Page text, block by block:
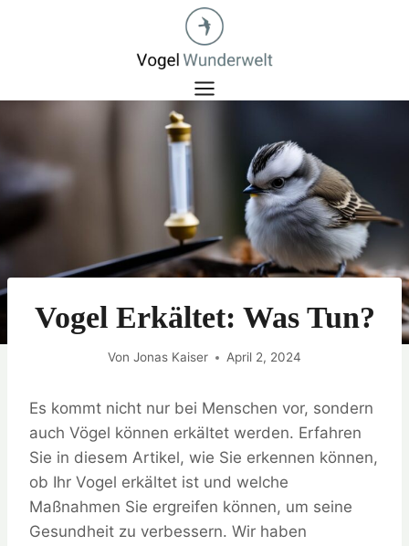
Vogel Erkältet: Was Tun?
Von Jonas Kaiser April 2, 2024
Es kommt nicht nur bei Menschen vor, sondern
auch Vögel können erkältet werden. Erfahren
Sie in diesem Artikel, wie Sie erkennen können,
ob Ihr Vogel erkältet ist und welche
Maßnahmen Sie ergreifen können, um seine
Gesundheit zu verbessern. Wir haben